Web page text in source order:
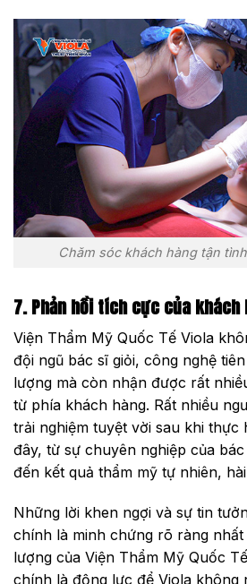
Chăm sóc khách hàng tận
7. Phản hồi tích cực của khách
Viện Thẩm Mỹ Quốc Tế Viola
đội ngũ bác sĩ giỏi, công nghệ
lượng mà còn nhận được rất
từ phía khách hàng. Rất nhiều
trải nghiệm tuyệt vời sau khi thực
đây, từ sự chuyên nghiệp của
đến kết quả thẩm mỹ tự nhiên,
Những lời khen ngợi và sự tin
chính là minh chứng rõ ràng
lượng của Viện Thẩm Mỹ Quốc
chính là động lực để Viola không